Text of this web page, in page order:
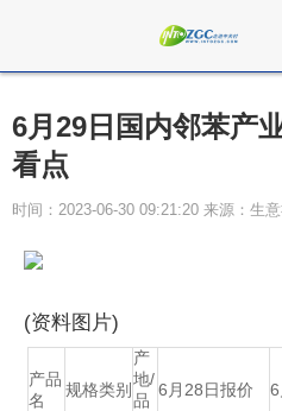
6月29日国内邻苯产
看点
时间：2023-06-30 09:21:20 来源：生
(资料图片)
产品
名
规格类别
产
地/
品
6月28日报价